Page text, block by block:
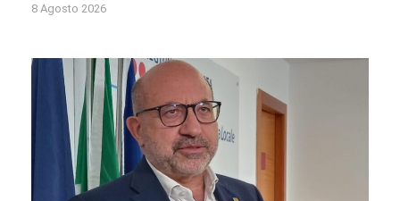
8 Agosto 2026